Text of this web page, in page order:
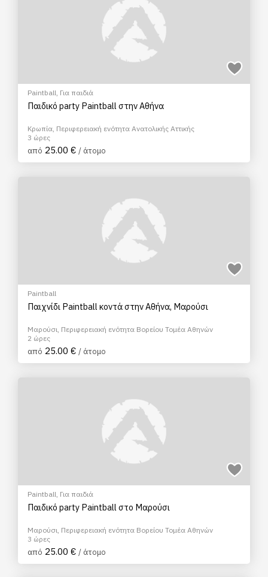
Paintball, Για παιδιά
Παιδικό party Paintball στην Αθήνα
Κρωπία, Περιφερειακή ενότητα Ανατολικής Αττικής
3 ώρες
από 25.00 € / άτομο
Paintball
Παιχνίδι Paintball κοντά στην Αθήνα, Μαρούσι
Μαρούσι, Περιφερειακή ενότητα Βορείου Τομέα Αθηνών
2 ώρες
από 25.00 € / άτομο
Paintball, Για παιδιά
Παιδικό party Paintball στο Μαρούσι
Μαρούσι, Περιφερειακή ενότητα Βορείου Τομέα Αθηνών
3 ώρες
από 25.00 € / άτομο